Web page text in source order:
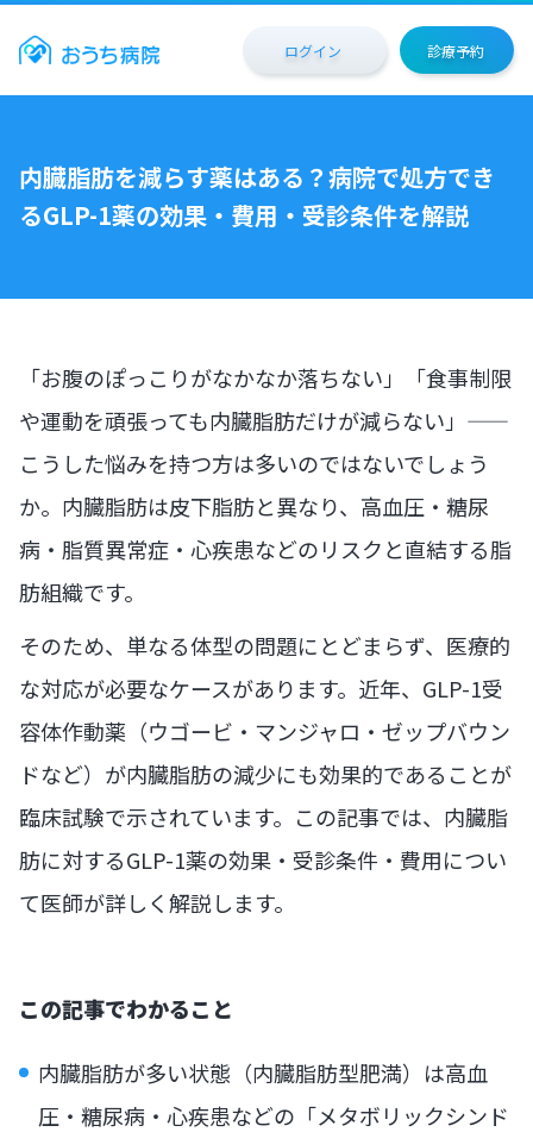
ログイン 診療予約
内臓脂肪を減らす薬はある？病院で処方でき
るGLP-1薬の効果・費用・受診条件を解説
「お腹のぽっこりがなかなか落ちない」「食事制限
や運動を頑張っても内臓脂肪だけが減らない」——
こうした悩みを持つ方は多いのではないでしょう
か。内臓脂肪は皮下脂肪と異なり、高血圧・糖尿
病・脂質異常症・心疾患などのリスクと直結する脂
肪組織です。
そのため、単なる体型の問題にとどまらず、医療的
な対応が必要なケースがあります。近年、GLP-1受
容体作動薬（ウゴービ・マンジャロ・ゼップバウン
ドなど）が内臓脂肪の減少にも効果的であることが
臨床試験で示されています。この記事では、内臓脂
肪に対するGLP-1薬の効果・受診条件・費用につい
て医師が詳しく解説します。
この記事でわかること
内臓脂肪が多い状態（内臓脂肪型肥満）は高血
圧・糖尿病・心疾患などの「メタボリックシンド